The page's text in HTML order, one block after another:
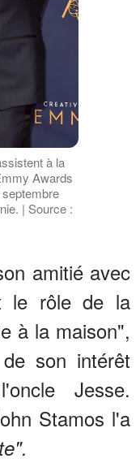
à la
Awards
| Source :
amitié avec
le rôle de la
à la maison",
son intérêt
Jesse.
Stamos l'a